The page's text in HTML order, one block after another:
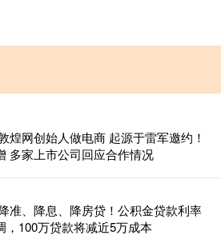
煌网创始人做电商 起源于雷军邀约！
多家上市公司回应合作情况
准、降息、降房贷！公积金贷款利率
，100万贷款将减近5万成本